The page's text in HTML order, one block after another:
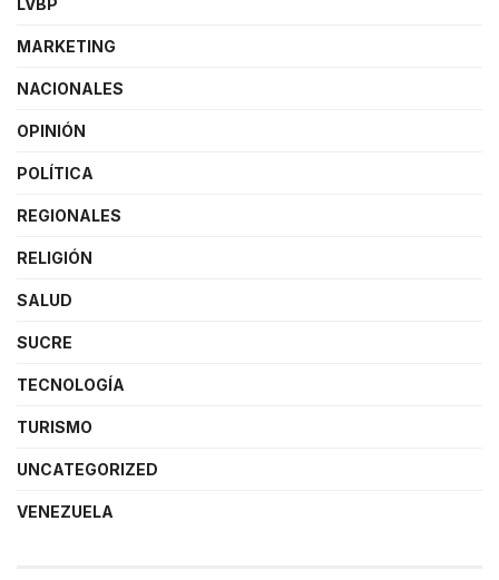
MARKETING
NACIONALES
OPINIÓN
POLÍTICA
REGIONALES
RELIGIÓN
SALUD
SUCRE
TECNOLOGÍA
TURISMO
UNCATEGORIZED
VENEZUELA